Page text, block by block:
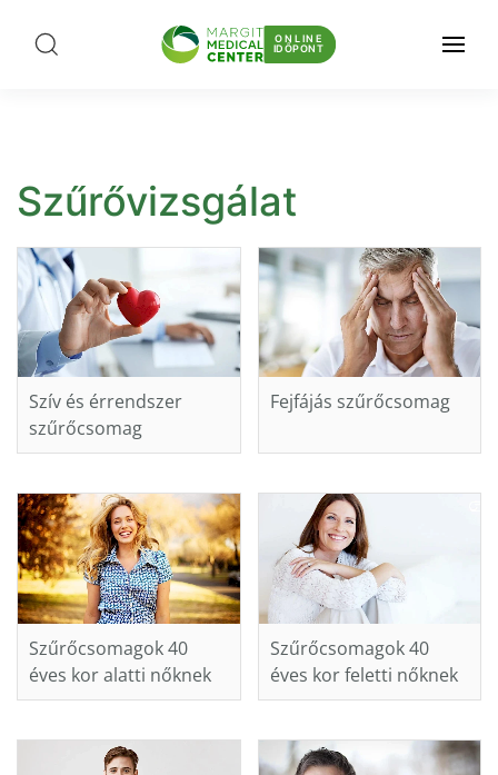
ONLINE
IDŐPONT
Szűrővizsgálat
Szív és érrendszer
szűrőcsomag
Fejfájás szűrőcsomag
Szűrőcsomagok 40
éves kor alatti nőknek
Szűrőcsomagok 40
éves kor feletti nőknek